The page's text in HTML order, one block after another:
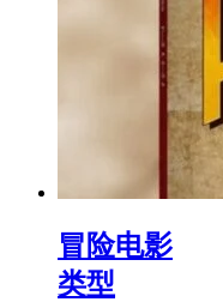
冒险电影
类型